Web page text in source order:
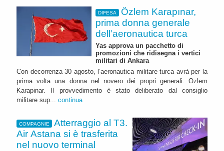
DIFESA
Özlem Karapınar,
prima donna generale
dell’aeronautica turca
Yas approva un pacchetto di
promozioni che ridisegna i vertici
militari di Ankara
Con decorrenza 30 agosto, l’aeronautica militare turca avrà per la
prima volta una donna nel novero dei propri generali: Ozlem
Karapinar. Il provvedimento è stato deliberato dal consiglio
militare sup... continua
COMPAGNIE
Atterraggio al T3.
Air Astana si è trasferita
nel nuovo terminal